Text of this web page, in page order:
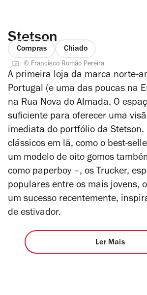
Stetson
Compras Chiado
© Francisco Romão Pereira
A primeira loja da marca norte-
Portugal (e uma das poucas na
na Rua Nova do Almada. O
suficiente para oferecer uma
imediata do portfólio da Stetson.
clássicos em lã, como o best-
um modelo de oito gomos
como paperboy –, os Trucker,
populares entre os mais jovens,
um sucesso recentemente,
de estivador.
Ler Mais